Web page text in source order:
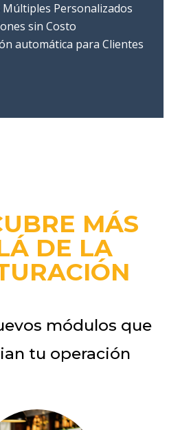
Personalizados
sin Costo
automática para Clientes
MÁS
DE LA
módulos que
tu operación